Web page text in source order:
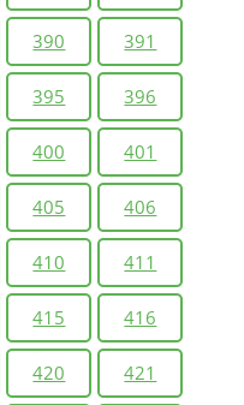
390 391
395 396
400 401
405 406
410 411
415 416
420 421